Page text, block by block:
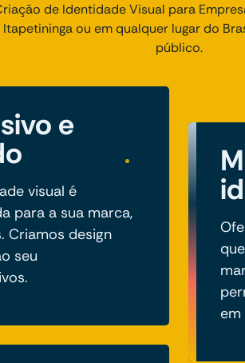
de Identidade Visual para
ou em qualquer lugar do
público.
e
visual é
para a sua marca,
Criamos design
seu
em